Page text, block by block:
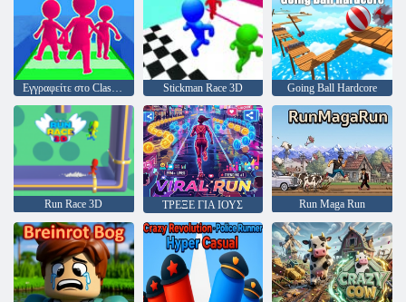
Εγγραφείτε στο Clash 3d Stickman Race 3D Going Ball Hardcore
Run Race 3D ΤΡΕΞΕ ΓΙΑ ΙΟΥΣ Run Maga Run